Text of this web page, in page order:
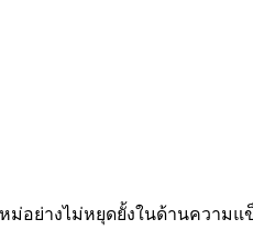
อย่างไม่หยุดยั้งในด้านควา